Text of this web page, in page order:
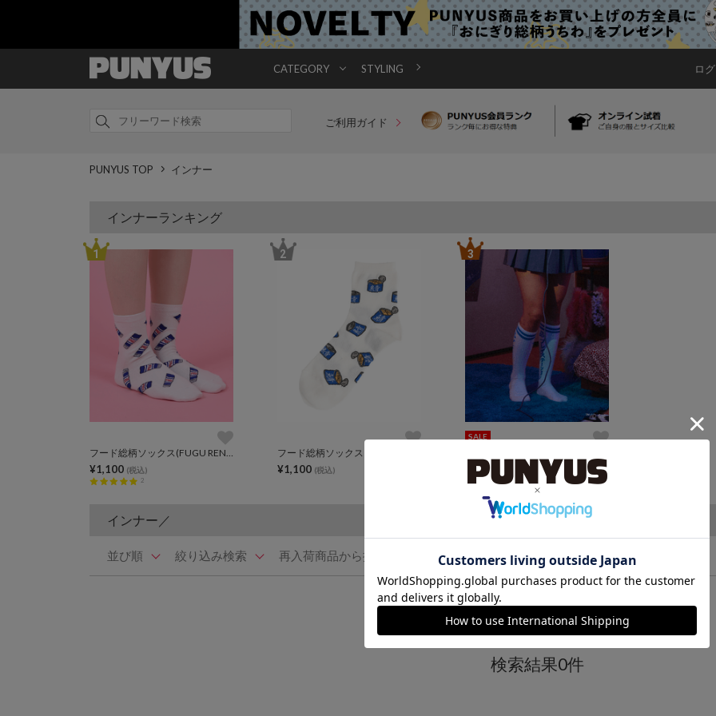
CATEGORY STYLING ロ
ご利用ガイド
PUNYUS TOP インナー
インナーランキング
1
フード総柄ソックス(FUGU RENNYU KIWI)
¥1,100 (税込)
2
2
フード総柄ソックス
¥1,100 (税込)
3
SALE
¥2,200 ¥1,000(税込)
インナー／
並び順 絞り込み検索 再入荷商品から探す
検索結果0件